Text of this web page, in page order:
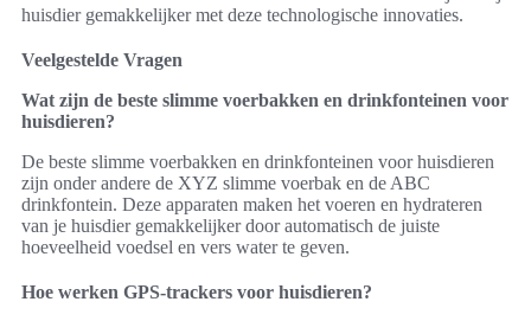
huisdier gemakkelijker met deze technologische innovaties.
Veelgestelde Vragen
Wat zijn de beste slimme voerbakken en drinkfonteinen voor
huisdieren?
De beste slimme voerbakken en drinkfonteinen voor huisdieren
zijn onder andere de XYZ slimme voerbak en de ABC
drinkfontein. Deze apparaten maken het voeren en hydrateren
van je huisdier gemakkelijker door automatisch de juiste
hoeveelheid voedsel en vers water te geven.
Hoe werken GPS-trackers voor huisdieren?